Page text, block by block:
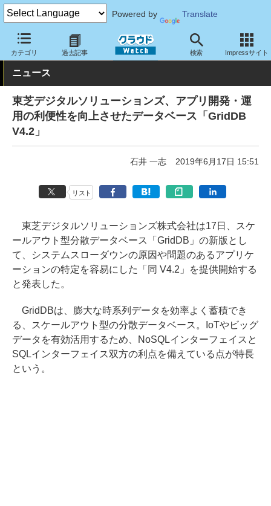
Powered by Translate
カテゴリ 過去記事 検索 Impressサイト
クラウド Watch サービス・ソフト ソフトウェア データベース
ニュース
東芝デジタルソリューションズ、アプリ開発・運
用の利便性を向上させたデータベース「GridDB
V4.2」
石井 一志 2019年6月17日 15:51
リスト
東芝デジタルソリューションズ株式会社は17日、スケ
ールアウト型分散データベース「GridDB」の新版とし
て、システムスローダウンの原因や問題のあるアプリケ
ーションの特定を容易にした「同 V4.2」を提供開始する
と発表した。
GridDBは、膨大な時系列データを効率よく蓄積でき
る、スケールアウト型の分散データベース。IoTやビッグ
データを有効活用するため、NoSQLインターフェイスと
SQLインターフェイス双方の利点を備えている点が特長
という。